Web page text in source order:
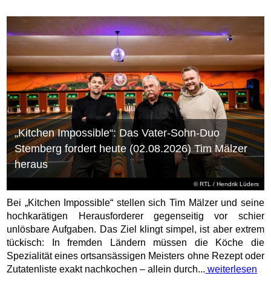
©RTL / Hendrik Lüders
„Kitchen Impossible“: Das Vater-Sohn-Duo
Stemberg fordert heute (02.08.2026) Tim Mälzer
heraus
Bei „Kitchen Impossible“ stellen sich Tim Mälzer und seine
hochkarätigen Herausforderer gegenseitig vor schier
unlösbare Aufgaben. Das Ziel klingt simpel, ist aber extrem
tückisch: In fremden Ländern müssen die Köche die
Spezialität eines ortsansässigen Meisters ohne Rezept oder
Zutatenliste exakt nachkochen – allein durch... weiterlesen